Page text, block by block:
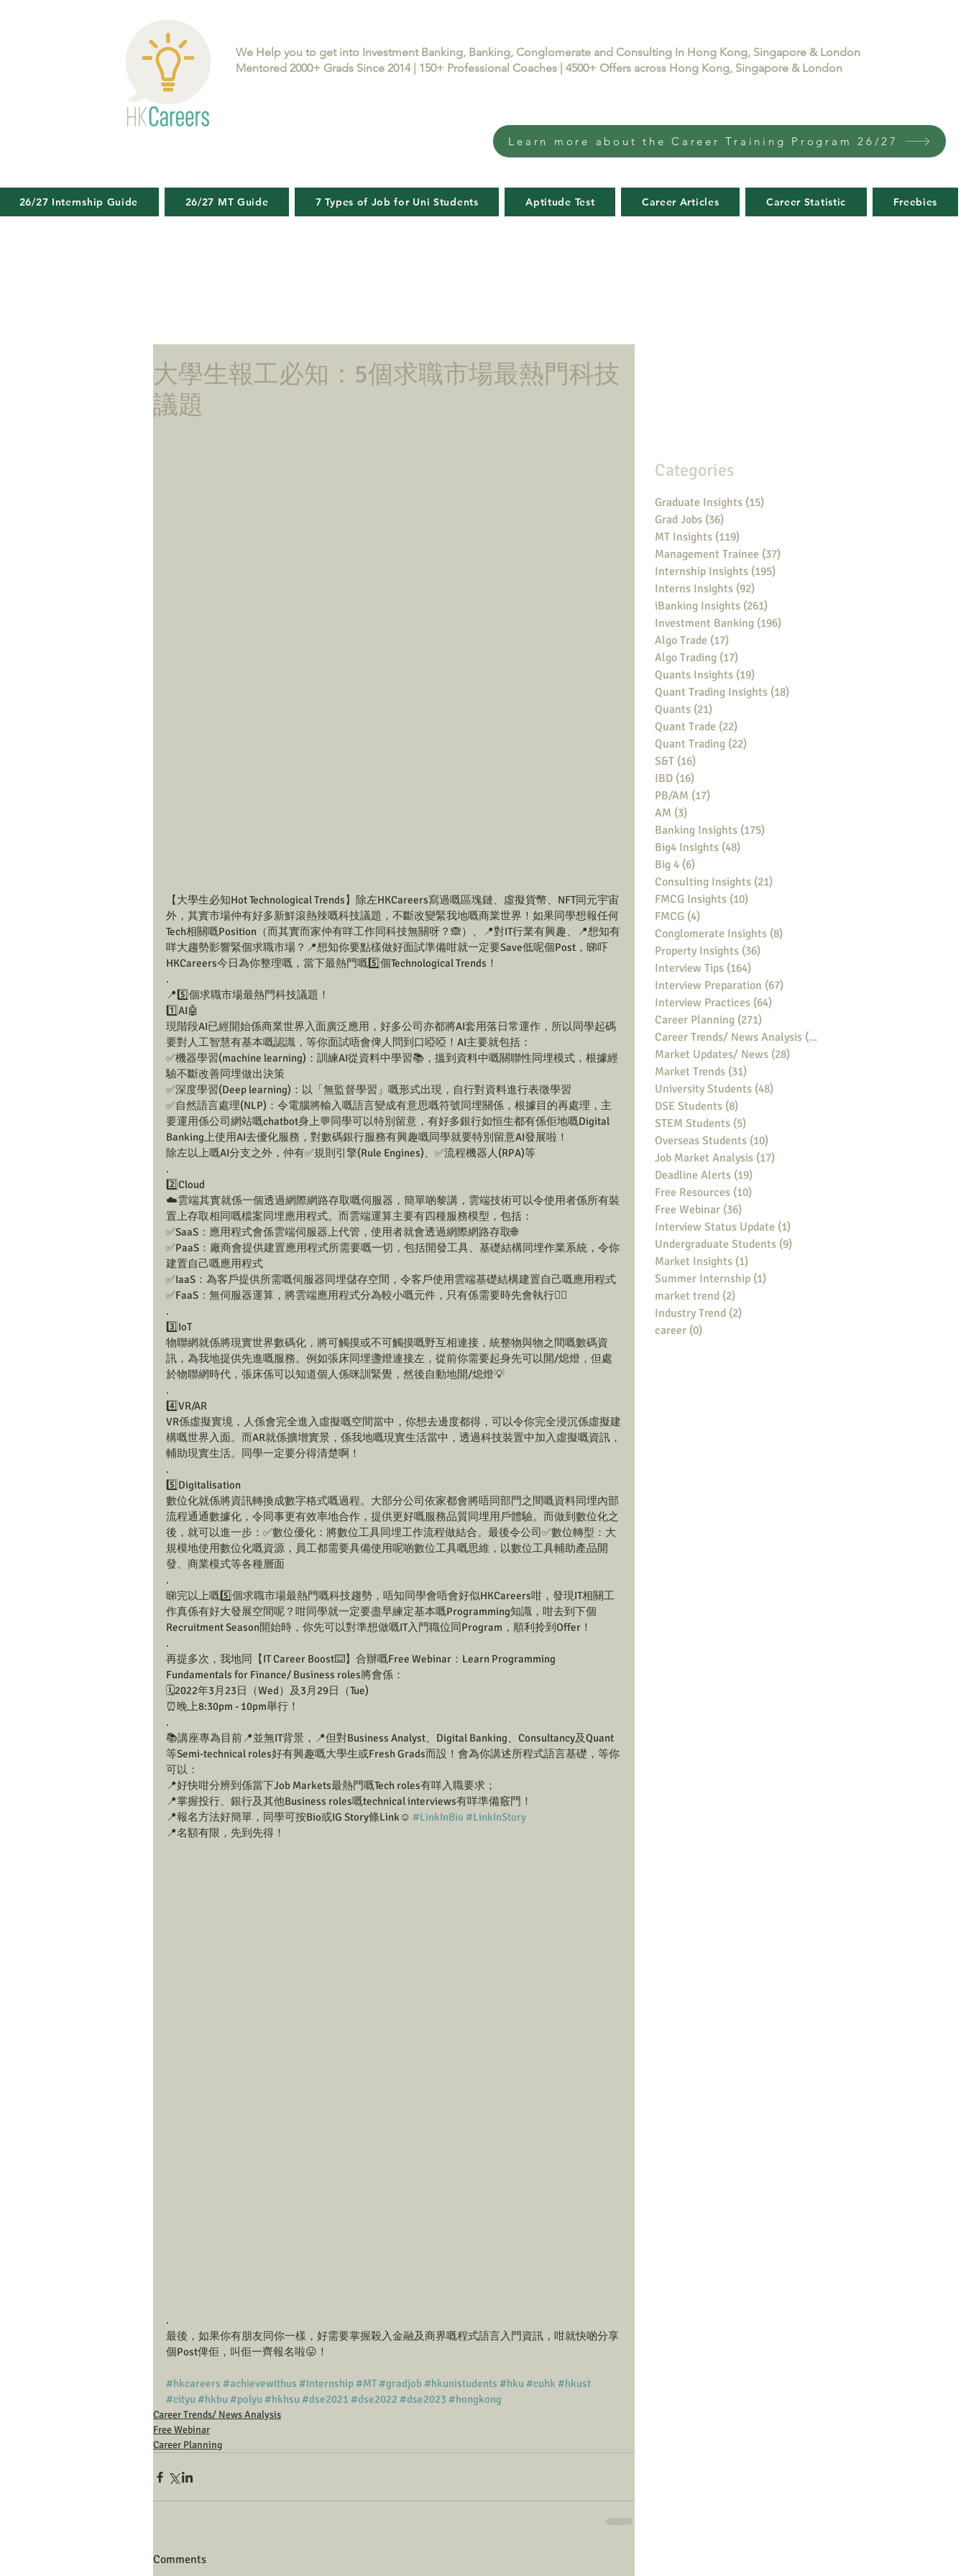
We Help you to get into Investment Banking, Banking, Conglomerate and Consulting In Hong Kong, Singapore & London
Mentored 2000+ Grads Since 2014 | 150+ Professional Coaches | 4500+ Offers across Hong Kong, Singapore & London
Learn more about the Career Training Program 26/27
26/27 Internship Guide 26/27 MT Guide 7 Types of Job for Uni Students Aptitude Test Career Articles Career Statistic Freebies
大學生報工必知：5個求職市場最熱門科技
議題
【大學生必知Hot Technological Trends】除左HKCareers寫過嘅區塊鏈、虛擬貨幣、NFT同元宇宙
外，其實市場仲有好多新鮮滾熱辣嘅科技議題，不斷改變緊我地嘅商業世界！如果同學想報任何
Tech相關嘅Position（而其實而家仲有咩工作同科技無關呀？🙈）、📍對IT行業有興趣、📍想知有
咩大趨勢影響緊個求職市場？📍想知你要點樣做好面試準備咁就一定要Save低呢個Post，睇吓
HKCareers今日為你整理嘅，當下最熱門嘅5️⃣個Technological Trends！
.
📍5️⃣個求職市場最熱門科技議題！
1️⃣AI🤖
現階段AI已經開始係商業世界入面廣泛應用，好多公司亦都將AI套用落日常運作，所以同學起碼
要對人工智慧有基本嘅認識，等你面試唔會俾人問到口啞啞！AI主要就包括：
✅機器學習(machine learning)：訓練AI從資料中學習📚，搵到資料中嘅關聯性同埋模式，根據經
驗不斷改善同埋做出決策
✅深度學習(Deep learning)：以「無監督學習」嘅形式出現，自行對資料進行表徵學習
✅自然語言處理(NLP)：令電腦將輸入嘅語言變成有意思嘅符號同埋關係，根據目的再處理，主
要運用係公司網站嘅chatbot身上💬同學可以特別留意，有好多銀行如恒生都有係佢地嘅Digital
Banking上使用AI去優化服務，對數碼銀行服務有興趣嘅同學就要特別留意AI發展啦！
除左以上嘅AI分支之外，仲有✅規則引擎(Rule Engines)、✅流程機器人(RPA)等
.
2️⃣Cloud
☁️雲端其實就係一個透過網際網路存取嘅伺服器，簡單啲黎講，雲端技術可以令使用者係所有裝
置上存取相同嘅檔案同埋應用程式。而雲端運算主要有四種服務模型，包括：
✅SaaS：應用程式會係雲端伺服器上代管，使用者就會透過網際網路存取🌐
✅PaaS：廠商會提供建置應用程式所需要嘅一切，包括開發工具、基礎結構同埋作業系統，令你
建置自己嘅應用程式
✅IaaS：為客戶提供所需嘅伺服器同埋儲存空間，令客戶使用雲端基礎結構建置自己嘅應用程式
✅FaaS：無伺服器運算，將雲端應用程式分為較小嘅元件，只有係需要時先會執行👍🏼
.
3️⃣IoT
物聯網就係將現實世界數碼化，將可觸摸或不可觸摸嘅野互相連接，統整物與物之間嘅數碼資
訊，為我地提供先進嘅服務。例如張床同埋盞燈連接左，從前你需要起身先可以開/熄燈，但處
於物聯網時代，張床係可以知道個人係咪訓緊覺，然後自動地開/熄燈💡
.
4️⃣VR/AR
VR係虛擬實境，人係會完全進入虛擬嘅空間當中，你想去邊度都得，可以令你完全浸沉係虛擬建
構嘅世界入面。而AR就係擴增實景，係我地嘅現實生活當中，透過科技裝置中加入虛擬嘅資訊，
輔助現實生活。同學一定要分得清楚啊！
.
5️⃣Digitalisation
數位化就係將資訊轉換成數字格式嘅過程。大部分公司依家都會將唔同部門之間嘅資料同埋內部
流程通通數據化，令同事更有效率地合作，提供更好嘅服務品質同埋用戶體驗。而做到數位化之
後，就可以進一步：✅數位優化：將數位工具同埋工作流程做結合。最後令公司✅數位轉型：大
規模地使用數位化嘅資源，員工都需要具備使用呢啲數位工具嘅思維，以數位工具輔助產品開
發、商業模式等各種層面
.
睇完以上嘅5️⃣個求職市場最熱門嘅科技趨勢，唔知同學會唔會好似HKCareers咁，發現IT相關工
作真係有好大發展空間呢？咁同學就一定要盡早練定基本嘅Programming知識，咁去到下個
Recruitment Season開始時，你先可以對準想做嘅IT入門職位同Program，順利拎到Offer！
.
再提多次，我地同【IT Career Boost⌨️】合辦嘅Free Webinar：Learn Programming
Fundamentals for Finance/ Business roles將會係：
🗓2022年3月23日（Wed）及3月29日（Tue)
⏰晚上8:30pm - 10pm舉行！
.
📚講座專為目前📍並無IT背景，📍但對Business Analyst、Digital Banking、Consultancy及Quant
等Semi-technical roles好有興趣嘅大學生或Fresh Grads而設！會為你講述所程式語言基礎，等你
可以：
📍好快咁分辨到係當下Job Markets最熱門嘅Tech roles有咩入職要求；
📍掌握投行、銀行及其他Business roles嘅technical interviews有咩準備竅門！
📍報名方法好簡單，同學可按Bio或IG Story條Link☺️ #LinkInBio #LinkInStory
📍名額有限，先到先得！
.
最後，如果你有朋友同你一樣，好需要掌握殺入金融及商界嘅程式語言入門資訊，咁就快啲分享
個Post俾佢，叫佢一齊報名啦😛！
#hkcareers #achievewithus #Internship#MT#gradjob#hkunistudents #hku#cuhk #hkust
#cityu#hkbu#polyu#hkhsu#dse2021 #dse2022 #dse2023 #hongkong
Career Trends/ News Analysis
Free Webinar
Career Planning
Comments
Categories
Graduate Insights (15)
Grad Jobs (36)
MT Insights (119)
Management Trainee (37)
Internship Insights (195)
Interns Insights (92)
iBanking Insights (261)
Investment Banking (196)
Algo Trade (17)
Algo Trading (17)
Quants Insights (19)
Quant Trading Insights (18)
Quants (21)
Quant Trade (22)
Quant Trading (22)
S&T (16)
IBD (16)
PB/AM (17)
AM (3)
Banking Insights (175)
Big4 Insights (48)
Big 4 (6)
Consulting Insights (21)
FMCG Insights (10)
FMCG (4)
Conglomerate Insights (8)
Property Insights (36)
Interview Tips (164)
Interview Preparation (67)
Interview Practices (64)
Career Planning (271)
Career Trends/ News Analysis (148)
Market Updates/ News (28)
Market Trends (31)
University Students (48)
DSE Students (8)
STEM Students (5)
Overseas Students (10)
Job Market Analysis (17)
Deadline Alerts (19)
Free Resources (10)
Free Webinar (36)
Interview Status Update (1)
Undergraduate Students (9)
Market Insights (1)
Summer Internship (1)
market trend (2)
Industry Trend (2)
career (0)